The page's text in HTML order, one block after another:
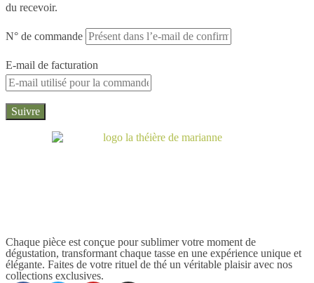
du recevoir.
N° de commande
E-mail de facturation
Suivre
Chaque pièce est conçue pour sublimer votre moment de
dégustation, transformant chaque tasse en une expérience unique et
élégante. Faites de votre rituel de thé un véritable plaisir avec nos
collections exclusives.